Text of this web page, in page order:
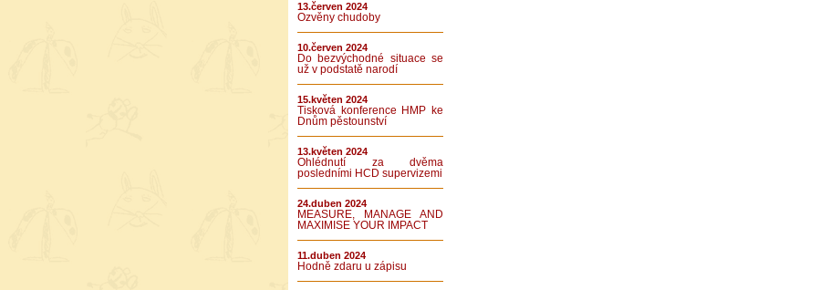
13.červen 2024
Ozvěny chudoby
10.červen 2024
Do bezvýchodné situace se
už v podstatě narodí
15.květen 2024
Tisková konference HMP ke
Dnům pěstounství
13.květen 2024
Ohlédnutí za dvěma
posledními HCD supervizemi
24.duben 2024
MEASURE, MANAGE AND
MAXIMISE YOUR IMPACT
11.duben 2024
Hodně zdaru u zápisu